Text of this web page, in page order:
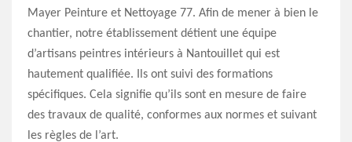
Mayer Peinture et Nettoyage 77. Afin de mener à bien le
chantier, notre établissement détient une équipe
d’artisans peintres intérieurs à Nantouillet qui est
hautement qualifiée. Ils ont suivi des formations
spécifiques. Cela signifie qu’ils sont en mesure de faire
des travaux de qualité, conformes aux normes et suivant
les règles de l’art.